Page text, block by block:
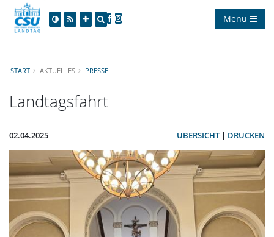
Menü
START AKTUELLES PRESSE
Landtagsfahrt
02.04.2025 ÜBERSICHT| DRUCKEN